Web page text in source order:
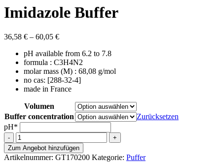
Imidazole Buffer
36,58 € – 60,05 €Preisspanne:
bis
60,05 €
pH available from 6.2 to 7.8
formula : C3H4N2
molar mass (M) : 68,08 g/mol
no cas: [288-32-4]
made in France
Volumen
Buffer concentration
Zurücksetzen
pH*
Imidazole
Buffer
Menge
Zum Angebot hinzufügen
Artikelnummer: GT170200 Kategorie: Puffer